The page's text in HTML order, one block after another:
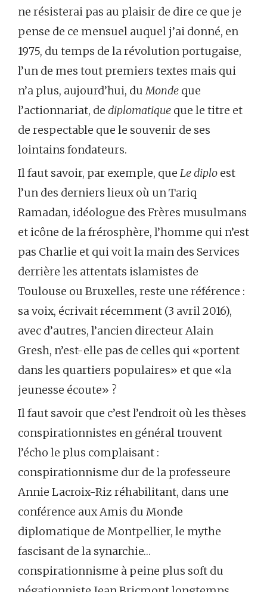
ne résisterai pas au plaisir de dire ce que je
pense de ce mensuel auquel j’ai donné, en
1975, du temps de la révolution portugaise,
l’un de mes tout premiers textes mais qui
n’a plus, aujourd’hui, duMonde que
l’actionnariat, de diplomatique que le titre et
de respectable que le souvenir de ses
lointains fondateurs.
Il faut savoir, par exemple, que Le diplo est
l’un des derniers lieux où un Tariq
Ramadan, idéologue des Frères musulmans
et icône de la frérosphère, l’homme qui n’est
pas Charlie et qui voit la main des Services
derrière les attentats islamistes de
Toulouse ou Bruxelles, reste une référence :
sa voix, écrivait récemment (3 avril 2016),
avec d’autres, l’ancien directeur Alain
Gresh, n’est-elle pas de celles qui «portent
dans les quartiers populaires» et que «la
jeunesse écoute» ?
Il faut savoir que c’est l’endroit où les thèses
conspirationnistes en général trouvent
l’écho le plus complaisant :
conspirationnisme dur de la professeure
Annie Lacroix-Riz réhabilitant, dans une
conférence aux Amis du Monde
diplomatique de Montpellier, le mythe
fascisant de la synarchie…
conspirationnisme à peine plus soft du